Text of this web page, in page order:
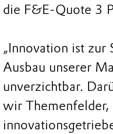
die F&E-Quote 3
„Innovation ist zur
Ausbau unserer
unverzichtbar.
wir Themenfelder,